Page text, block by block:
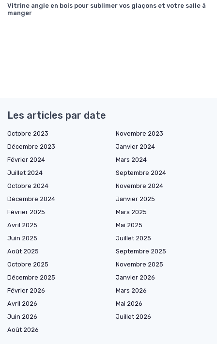
Vitrine angle en bois pour sublimer vos glaçons et votre salle à
manger
Les articles par date
Octobre 2023
Novembre 2023
Décembre 2023
Janvier 2024
Février 2024
Mars 2024
Juillet 2024
Septembre 2024
Octobre 2024
Novembre 2024
Décembre 2024
Janvier 2025
Février 2025
Mars 2025
Avril 2025
Mai 2025
Juin 2025
Juillet 2025
Août 2025
Septembre 2025
Octobre 2025
Novembre 2025
Décembre 2025
Janvier 2026
Février 2026
Mars 2026
Avril 2026
Mai 2026
Juin 2026
Juillet 2026
Août 2026